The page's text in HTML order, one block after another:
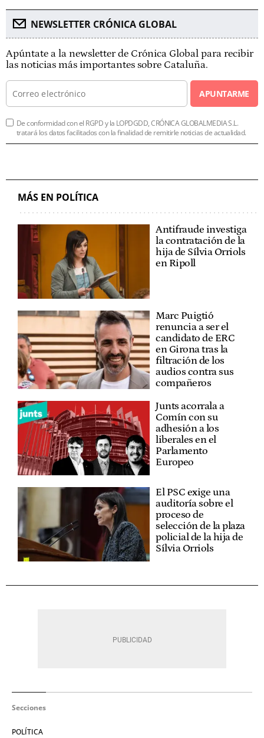
NEWSLETTER CRÓNICA GLOBAL
Apúntate a la newsletter de Crónica Global para recibir
las noticias más importantes sobre Cataluña.
APUNTARME
De conformidad con el RGPD y la LOPDGDD, CRÓNICA GLOBALMEDIA S.L.
tratará los datos facilitados con la finalidad de remitirle noticias de actualidad.
MÁS EN POLÍTICA
Antifraude investiga
la contratación de la
hija de Sílvia Orriols
en Ripoll
Marc Puigtió
renuncia a ser el
candidato de ERC
en Girona tras la
filtración de los
audios contra sus
compañeros
Junts acorrala a
Comín con su
adhesión a los
liberales en el
Parlamento
Europeo
El PSC exige una
auditoría sobre el
proceso de
selección de la plaza
policial de la hija de
Sílvia Orriols
Secciones
POLÍTICA